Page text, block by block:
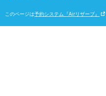
このページは予約システム『Airリザーブ』